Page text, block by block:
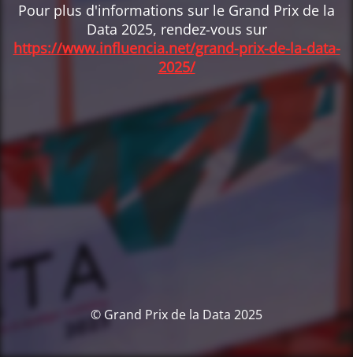
Pour plus d'informations sur le Grand Prix de la
Data 2025, rendez-vous sur
https://www.influencia.net/grand-prix-de-la-data-
2025/
© Grand Prix de la Data 2025